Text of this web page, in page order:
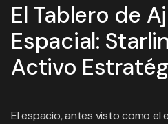
El Tablero de
Espacial:
Activo
El espacio, antes visto como el